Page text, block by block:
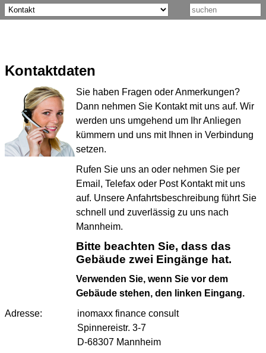
Kontaktdaten
Sie haben Fragen oder Anmerkungen?
Dann nehmen Sie Kontakt mit uns auf. Wir
werden uns umgehend um Ihr Anliegen
kümmern und uns mit Ihnen in Verbindung
setzen.
Rufen Sie uns an oder nehmen Sie per
Email, Telefax oder Post Kontakt mit uns
auf. Unsere Anfahrtsbeschreibung führt Sie
schnell und zuverlässig zu uns nach
Mannheim.
Bitte beachten Sie, dass das
Gebäude zwei Eingänge hat.
Verwenden Sie, wenn Sie vor dem
Gebäude stehen, den linken Eingang.
Adresse:
inomaxx finance consult
Spinnereistr. 3-7
D-68307 Mannheim